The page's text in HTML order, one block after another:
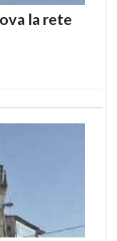
la rete